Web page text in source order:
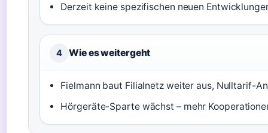
Derzeit keine spezifischen neuen
4 Wie es weitergeht
Fielmann baut Filialnetz weiter aus, Nulltarif-
Hörgeräte-Sparte wächst – mehr